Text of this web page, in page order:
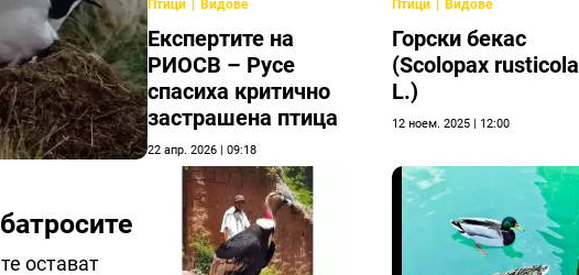
остават
Птици Видове
Eкспертите на
РИОСВ – Русе
спасиха критично
застрашена птица
22 апр. 2026 | 09:18
Птици Видове
Горски бекас
(Scolopax rusticola
L.)
12 ноем. 2025 | 12:00